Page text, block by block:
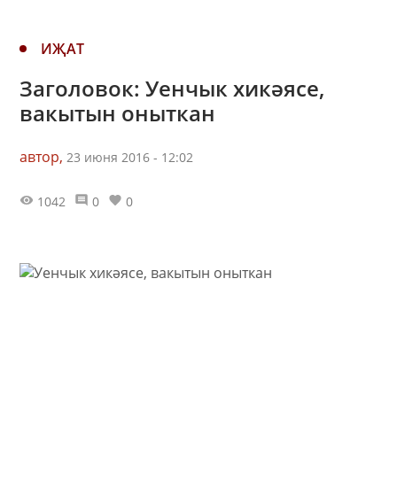
ИҖАТ
Заголовок: Уенчык хикәясе,
вакытын оныткан
автор, 23 июня 2016 - 12:02
1042 0 0